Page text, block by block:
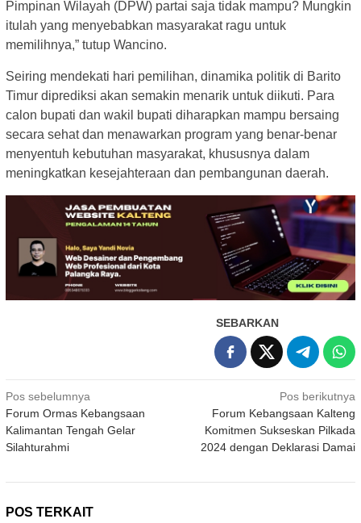
Pimpinan Wilayah (DPW) partai saja tidak mampu? Mungkin
itulah yang menyebabkan masyarakat ragu untuk
memilihnya,” tutup Wancino.
Seiring mendekati hari pemilihan, dinamika politik di Barito
Timur diprediksi akan semakin menarik untuk diikuti. Para
calon bupati dan wakil bupati diharapkan mampu bersaing
secara sehat dan menawarkan program yang benar-benar
menyentuh kebutuhan masyarakat, khususnya dalam
meningkatkan kesejahteraan dan pembangunan daerah.
SEBARKAN
Navigasi
pos
Pos sebelumnya
Forum Ormas Kebangsaan
Kalimantan Tengah Gelar
Silahturahmi
Pos berikutnya
Forum Kebangsaan Kalteng
Komitmen Sukseskan Pilkada
2024 dengan Deklarasi Damai
POS TERKAIT